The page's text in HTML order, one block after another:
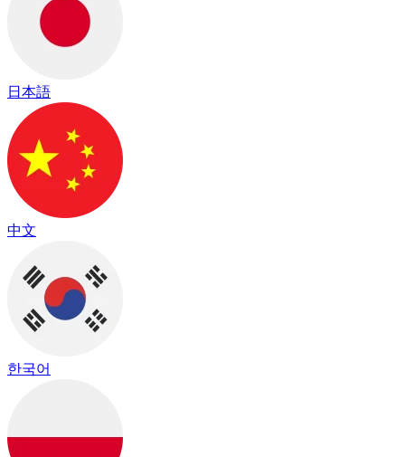
日本語
中文
한국어